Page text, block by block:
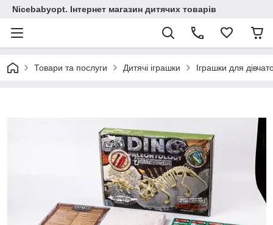
Nicebabyopt. Інтернет магазин дитячих товарів
Товари та послуги Дитячі іграшки Іграшки для